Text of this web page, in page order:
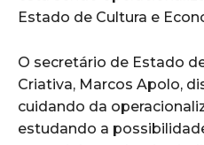
Estado de Cultura e
O secretário de Estado
Criativa, Marcos Apolo,
cuidando da
estudando a